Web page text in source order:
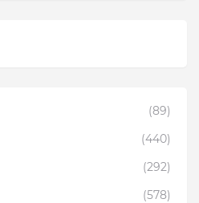
(89)
(440)
(292)
(578)